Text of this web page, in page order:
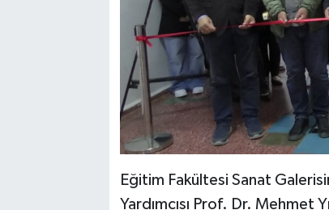
Eğitim Fakültesi Sanat
Yardımcısı Prof. Dr. Mehmet